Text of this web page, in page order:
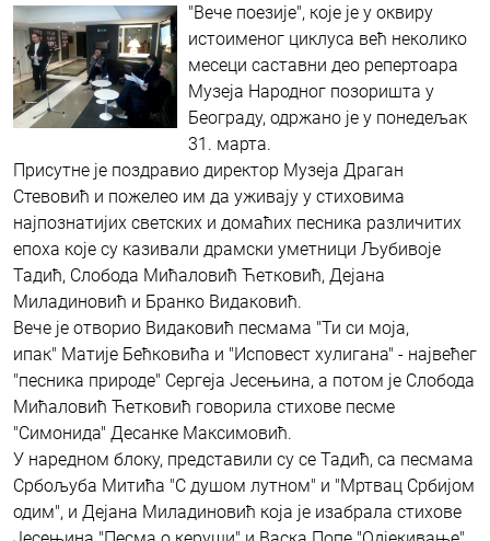
"Вече поезије", које је у оквиру
истоименог циклуса већ неколико
месеци саставни део репертоара
Музеја Народног позоришта у
Београду, одржано је у понедељак
31. марта.
Присутне је поздравио директор Музеја Драган
Стевовић и пожелео им да уживају у стиховима
најпознатијих светских и домаћих песника различитих
епоха које су казивали драмски уметници Љубивоје
Тадић, Слобода Мићаловић Ћетковић, Дејана
Миладиновић и Бранко Видаковић.
Вече је отворио Видаковић песмама "Ти си моја,
ипак" Матије Бећковића и "Исповест хулигана" - највећег
"песника природе" Сергеја Јесењина, а потом је Слобода
Мићаловић Ћетковић говорила стихове песме
"Симонида" Десанке Максимовић.
У наредном блоку, представили су се Тадић, са песмама
Србољуба Митића "С душом лутном" и "Мртвац Србијом
одим", и Дејана Миладиновић која је изабрала стихове